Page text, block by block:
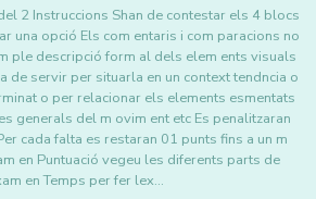
2 Instruccions Shan de contestar els 4 blocs
una opció Els com entaris i com paracions no
ple descripció form al dels elem ents visuals
de servir per situarla en un context tendncia o
o per relacionar els elements esmentats
generals del m ovim ent etc Es penalitzaran
cada falta es restaran 01 punts fins a un m
en Puntuació vegeu les diferents parts de
en Temps per fer lex…